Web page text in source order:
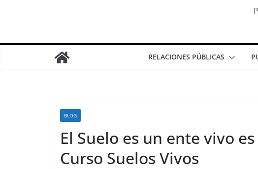
RELACIONES PÚBLICAS
BLOG
El Suelo es un ente vivo
Curso Suelos Vivos